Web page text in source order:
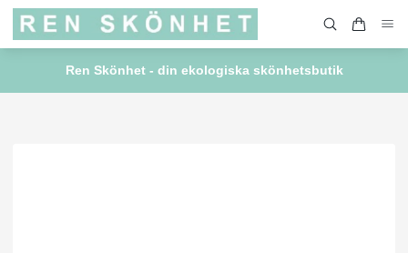
Ren Skönhet - din ekologiska skönhetsbutik